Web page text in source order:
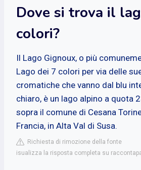
Dove si trova il
colori?
Il Lago Gignoux, o più
Lago dei 7 colori per via delle
cromatiche che vanno dal blu
chiaro, è un lago alpino a quota
sopra il comune di Cesana
Francia, in Alta Val di Susa.
Richiesta di rimozione della fonte
isualizza la risposta completa su